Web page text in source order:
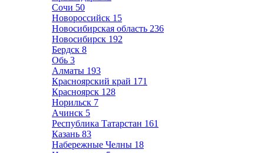
Сочи 50
Новороссийск 15
Новосибирская область 236
Новосибирск 192
Бердск 8
Обь 3
Алматы 193
Красноярский край 171
Красноярск 128
Норильск 7
Ачинск 5
Республика Татарстан 161
Казань 83
Набережные Челны 18